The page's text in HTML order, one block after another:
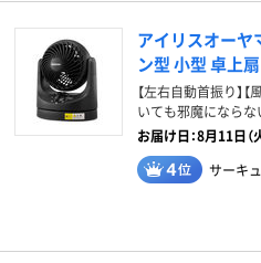
アイリスオーヤ
ン型 小型 卓上
【左右自動首振り】
いても邪魔にならな
お届け日：8月11日（
サーキ